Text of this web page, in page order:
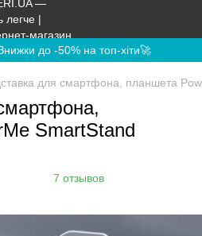
до -50% на топ-хіти🚀
для смартфона, планшета
SmartStand
7 отзывов